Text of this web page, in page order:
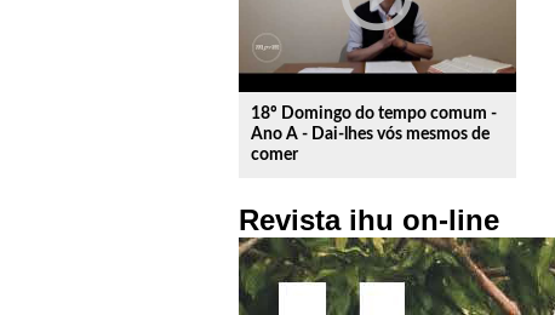
18º Domingo do tempo comum -
Ano A - Dai-lhes vós mesmos de
comer
Revista ihu on-line